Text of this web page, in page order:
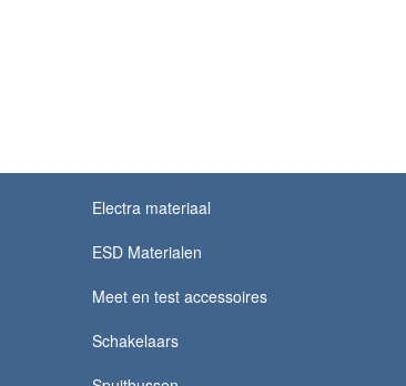
Electra materiaal
ESD Materialen
Meet en test accessoires
Schakelaars